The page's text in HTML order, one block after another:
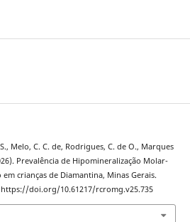
Melo, C. C. de, Rodrigues, C. de O., Marques
Prevalência de Hipomineralização Molar-
crianças de Diamantina, Minas Gerais.
https://doi.org/10.61217/rcromg.v25.735